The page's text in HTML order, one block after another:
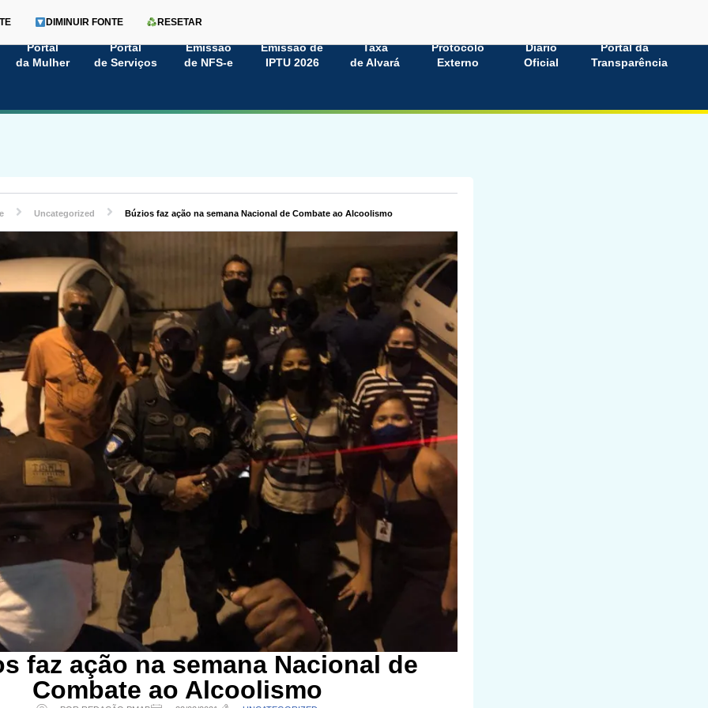
Portal
da Mulher
Portal
de Serviços
Emissão
de NFS-e
Emissão de
IPTU 2026
Taxa
de Alvará
Protocolo
Externo
Diário
Oficial
Portal da
Transparência
DIMINUIR FONTE RESETAR
Uncategorized Búzios faz ação na semana Nacional de Combate ao Alcoolismo
faz ação na semana Nacional de
Combate ao Alcoolismo